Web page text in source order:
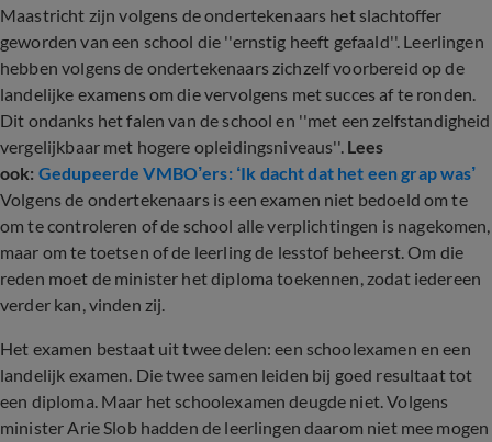
Maastricht zijn volgens de ondertekenaars het slachtoffer
geworden van een school die ''ernstig heeft gefaald''. Leerlingen
hebben volgens de ondertekenaars zichzelf voorbereid op de
landelijke examens om die vervolgens met succes af te ronden.
Dit ondanks het falen van de school en ''met een zelfstandigheid
vergelijkbaar met hogere opleidingsniveaus''. Lees
ook: Gedupeerde VMBO’ers: ‘Ik dacht dat het een grap was’
Volgens de ondertekenaars is een examen niet bedoeld om te
om te controleren of de school alle verplichtingen is nagekomen,
maar om te toetsen of de leerling de lesstof beheerst. Om die
reden moet de minister het diploma toekennen, zodat iedereen
verder kan, vinden zij.
Het examen bestaat uit twee delen: een schoolexamen en een
landelijk examen. Die twee samen leiden bij goed resultaat tot
een diploma. Maar het schoolexamen deugde niet. Volgens
minister Arie Slob hadden de leerlingen daarom niet mee mogen